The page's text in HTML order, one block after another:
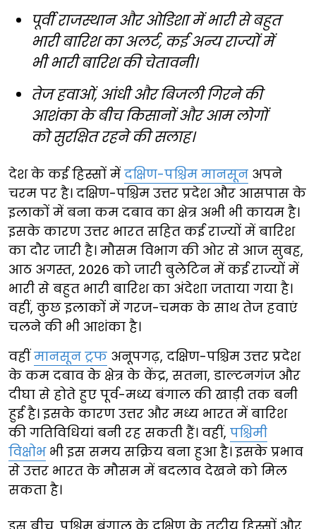
पूर्वी राजस्थान और ओडिशा में भारी से बहुत
भारी बारिश का अलर्ट, कई अन्य राज्यों में
भी भारी बारिश की चेतावनी।
तेज हवाओं, आंधी और बिजली गिरने की
आशंका के बीच किसानों और आम लोगों
को सुरक्षित रहने की सलाह।
देश के कई हिस्सों में दक्षिण-पश्चिम मानसून अपने
चरम पर है। दक्षिण-पश्चिम उत्तर प्रदेश और आसपास के
इलाकों में बना कम दबाव का क्षेत्र अभी भी कायम है।
इसके कारण उत्तर भारत सहित कई राज्यों में बारिश
का दौर जारी है। मौसम विभाग की ओर से आज सुबह,
आठ अगस्त, 2026 को जारी बुलेटिन में कई राज्यों में
भारी से बहुत भारी बारिश का अंदेशा जताया गया है।
वहीं, कुछ इलाकों में गरज-चमक के साथ तेज हवाएं
चलने की भी आशंका है।
वहीं मानसून ट्रफ अनूपगढ़, दक्षिण-पश्चिम उत्तर प्रदेश
के कम दबाव के क्षेत्र के केंद्र, सतना, डाल्टनगंज और
दीघा से होते हुए पूर्व-मध्य बंगाल की खाड़ी तक बनी
हुई है। इसके कारण उत्तर और मध्य भारत में बारिश
की गतिविधियां बनी रह सकती हैं। वहीं, पश्चिमी
विक्षोभभी इस समय सक्रिय बना हुआ है। इसके प्रभाव
से उत्तर भारत के मौसम में बदलाव देखने को मिल
सकता है।